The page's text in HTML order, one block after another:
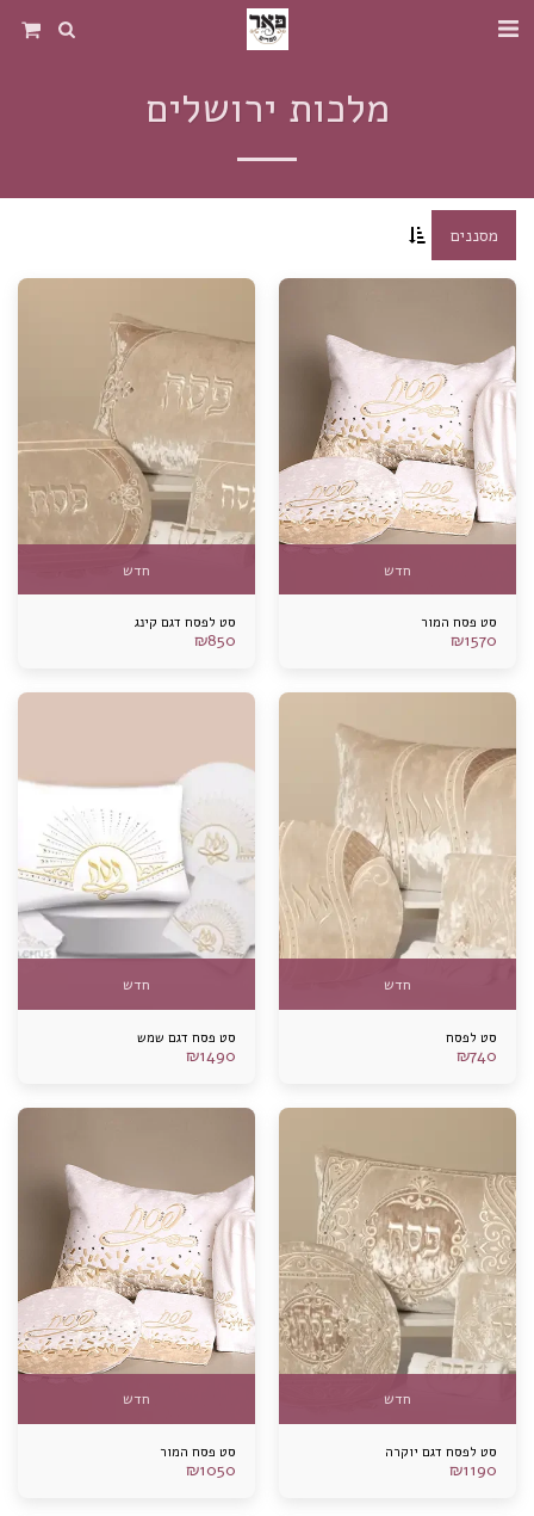
מלכות ירושלים
מסננים
חדש
סט פסח המור
₪1570
חדש
סט לפסח דגם קינג
₪850
חדש
סט לפסח
₪740
חדש
סט פסח דגם שמש
₪1490
חדש
סט לפסח דגם יוקרה
₪1190
חדש
סט פסח המור
₪1050